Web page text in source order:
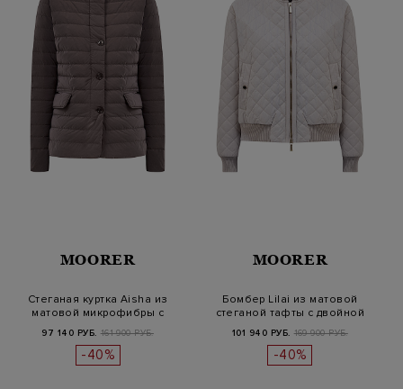
MOORER
Стеганая куртка Aisha из
матовой микрофибры с
пуховым…
97 140 РУБ. 161 900 РУБ.
-40%
MOORER
Бомбер Lilai из матовой
стеганой тафты с двойной
засте…
101 940 РУБ. 169 900 РУБ.
-40%